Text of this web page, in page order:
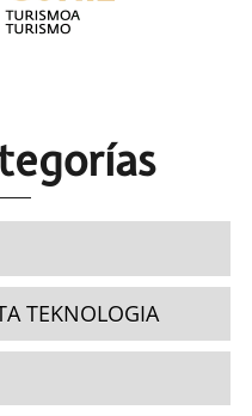
TEKNOLOGIA